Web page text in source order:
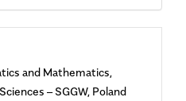
and Mathematics,
– SGGW, Poland